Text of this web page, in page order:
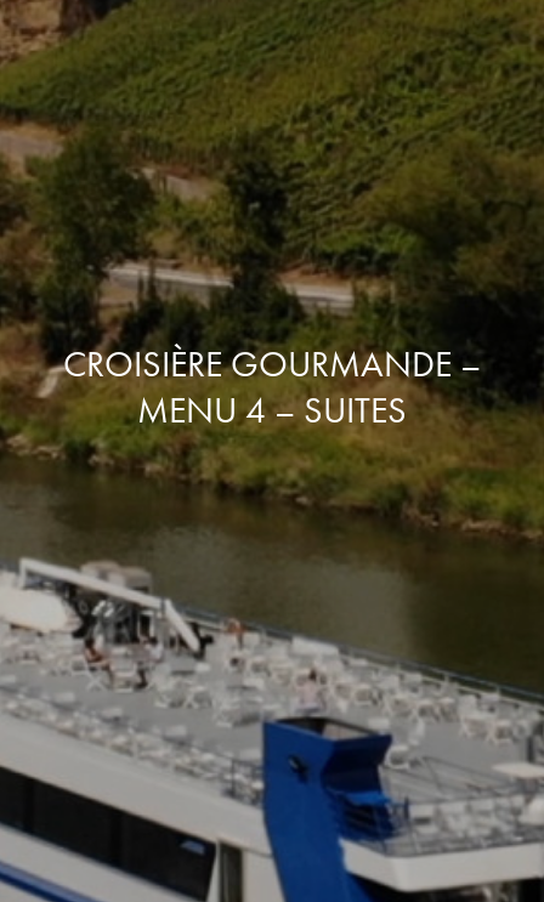
CROISIÈRE GOURMANDE –
MENU 4 – SUITES